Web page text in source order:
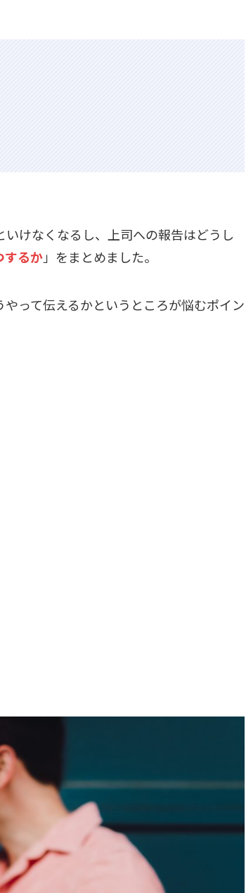
いけなくなるし、上司への報告はどうし
するか」をまとめました。
って伝えるかというところが悩むポイン